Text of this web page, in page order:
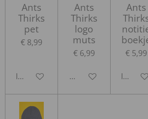
Ants
Thirks
pet
€ 8,99
In winkelwagen
Ants
Thirks
logo
muts
€ 6,99
Houd mij op de
Ants
€ 5,99
In